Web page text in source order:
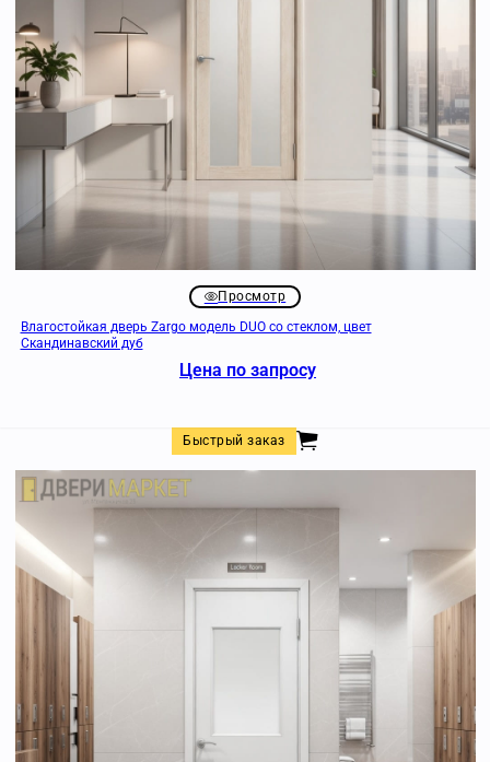
Просмотр
Влагостойкая дверь Zargo модель DUO со стеклом, цвет
Скандинавский дуб
Цена по запросу
Быстрый заказ